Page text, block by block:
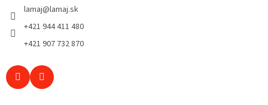
lamaj@lamaj.sk
+421 944 411 480
+421 907 732 870